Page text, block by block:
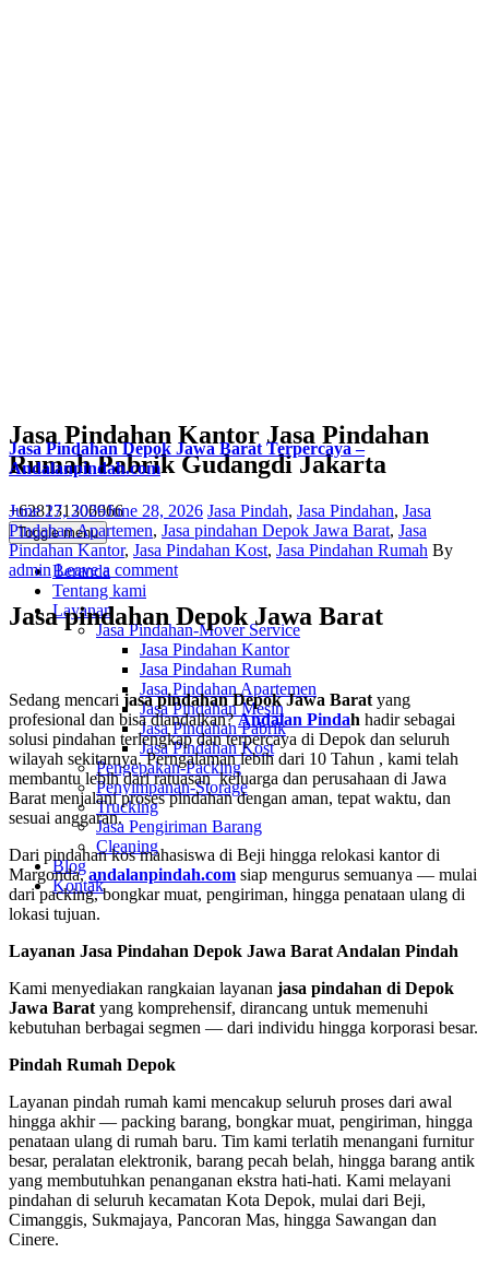
Jasa Pindahan Kantor Jasa Pindahan
Rumah Pabrik Gudangdi Jakarta
+628131306966
Toggle menu
Beranda
Tentang kami
Layanan
Jasa Pindahan-Mover Service
Jasa Pindahan Kantor
Jasa Pindahan Rumah
Jasa Pindahan Apartemen
Jasa Pindahan Mesin
Jasa Pindahan Pabrik
Jasa Pindahan Kost
Pengepakan-Packing
Penyimpanan-Storage
Trucking
Jasa Pengiriman Barang
Cleaning
Blog
Kontak
Jasa Pindahan Depok Jawa Barat Terpercaya –
Andalanpindah.com
Posted
on
June 27, 2026June 28, 2026 Categories
Jasa Pindah, Jasa Pindahan, Jasa
Pindahan Apartemen, Jasa pindahan Depok Jawa Barat, Jasa
Pindahan Kantor, Jasa Pindahan Kost, Jasa Pindahan Rumah Author
By
admin Leave a comment
Jasa pindahan Depok Jawa Barat
Sedang mencari jasa pindahan Depok Jawa Barat yang
profesional dan bisa diandalkan?Andalan Pindah hadir sebagai
solusi pindahan terlengkap dan terpercaya di Depok dan seluruh
wilayah sekitarnya. Perngalaman lebih dari 10 Tahun , kami telah
membantu lebih dari ratuasan keluarga dan perusahaan di Jawa
Barat menjalani proses pindahan dengan aman, tepat waktu, dan
sesuai anggaran.
Dari pindahan kos mahasiswa di Beji hingga relokasi kantor di
Margonda,andalanpindah.com siap mengurus semuanya — mulai
dari packing, bongkar muat, pengiriman, hingga penataan ulang di
lokasi tujuan.
Layanan Jasa Pindahan Depok Jawa Barat Andalan Pindah
Kami menyediakan rangkaian layanan jasa pindahan di Depok
Jawa Barat yang komprehensif, dirancang untuk memenuhi
kebutuhan berbagai segmen — dari individu hingga korporasi besar.
Pindah Rumah Depok
Layanan pindah rumah kami mencakup seluruh proses dari awal
hingga akhir — packing barang, bongkar muat, pengiriman, hingga
penataan ulang di rumah baru. Tim kami terlatih menangani furnitur
besar, peralatan elektronik, barang pecah belah, hingga barang antik
yang membutuhkan penanganan ekstra hati-hati. Kami melayani
pindahan di seluruh kecamatan Kota Depok, mulai dari Beji,
Cimanggis, Sukmajaya, Pancoran Mas, hingga Sawangan dan
Cinere.